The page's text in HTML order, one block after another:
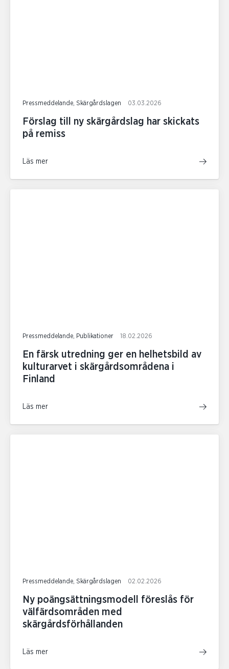
Pressmeddelande, Skärgårdslagen 03.03.2026
Förslag till ny skärgårdslag har skickats
på remiss
Läs mer
Pressmeddelande, Publikationer 18.02.2026
En färsk utredning ger en helhetsbild av
kulturarvet i skärgårdsområdena i
Finland
Läs mer
Pressmeddelande, Skärgårdslagen 02.02.2026
Ny poängsättningsmodell föreslås för
välfärdsområden med
skärgårdsförhållanden
Läs mer